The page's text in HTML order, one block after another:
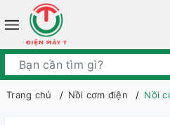
Trang chủ Nồi cơm điện Nồi